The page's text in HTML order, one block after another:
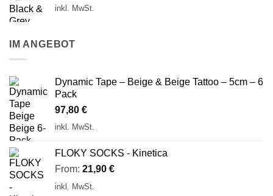
inkl. MwSt.
IM ANGEBOT
Dynamic Tape – Beige & Beige Tattoo – 5cm – 6
Pack
97,80 €
inkl. MwSt.
FLOKY SOCKS - Kinetica
From: 21,90 €
inkl. MwSt.